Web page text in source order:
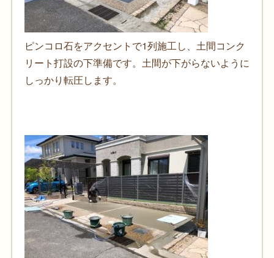
ピンコロ石をアクセントで1列施工し、土間コンク
リート打設の下準備です。土間が下がらないように
しっかり転圧します。